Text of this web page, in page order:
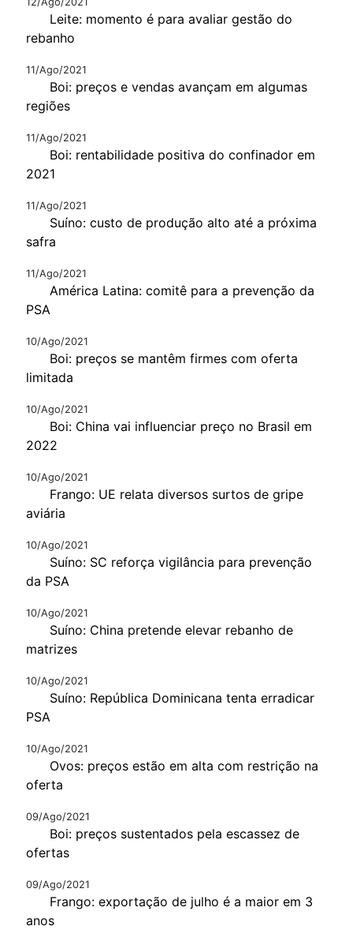
Leite: momento é para avaliar gestão do
rebanho
11/Ago/2021
Boi: preços e vendas avançam em algumas
regiões
11/Ago/2021
Boi: rentabilidade positiva do confinador em
2021
11/Ago/2021
Suíno: custo de produção alto até a próxima
safra
11/Ago/2021
América Latina: comitê para a prevenção da
PSA
10/Ago/2021
Boi: preços se mantêm firmes com oferta
limitada
10/Ago/2021
Boi: China vai influenciar preço no Brasil em
2022
10/Ago/2021
Frango: UE relata diversos surtos de gripe
aviária
10/Ago/2021
Suíno: SC reforça vigilância para prevenção
da PSA
10/Ago/2021
Suíno: China pretende elevar rebanho de
matrizes
10/Ago/2021
Suíno: República Dominicana tenta erradicar
PSA
10/Ago/2021
Ovos: preços estão em alta com restrição na
oferta
09/Ago/2021
Boi: preços sustentados pela escassez de
ofertas
09/Ago/2021
Frango: exportação de julho é a maior em 3
anos